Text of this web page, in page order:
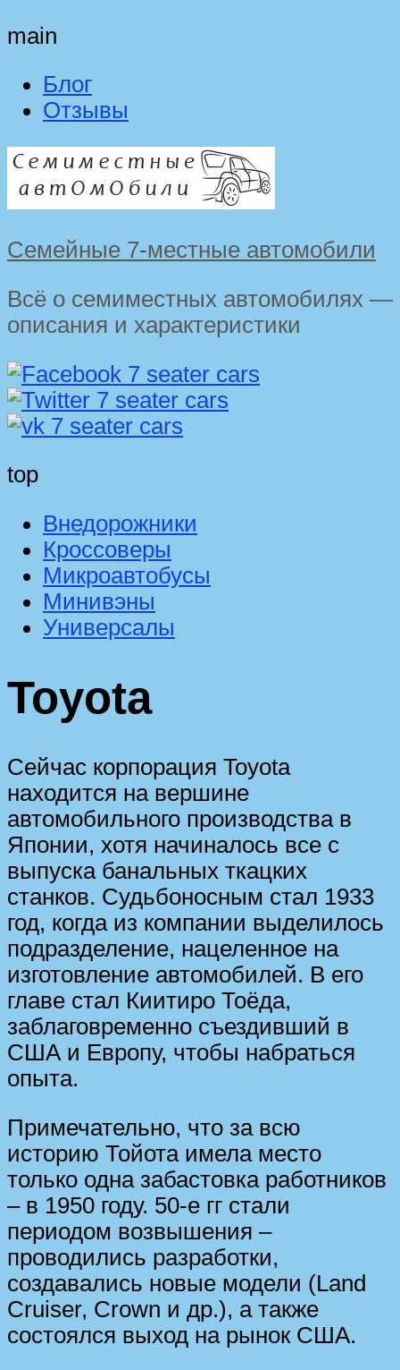
main
Блог
Отзывы
Семейные 7-местные автомобили
Всё о семиместных автомобилях —
описания и характеристики
top
Внедорожники
Кроссоверы
Микроавтобусы
Минивэны
Универсалы
Toyota
Сейчас корпорация Toyota
находится на вершине
автомобильного производства в
Японии, хотя начиналось все с
выпуска банальных ткацких
станков. Судьбоносным стал 1933
год, когда из компании выделилось
подразделение, нацеленное на
изготовление автомобилей. В его
главе стал Киитиро Тоёда,
заблаговременно съездивший в
США и Европу, чтобы набраться
опыта.
Примечательно, что за всю
историю Тойота имела место
только одна забастовка работников
– в 1950 году. 50-е гг стали
периодом возвышения –
проводились разработки,
создавались новые модели (Land
Cruiser, Crown и др.), а также
состоялся выход на рынок США.